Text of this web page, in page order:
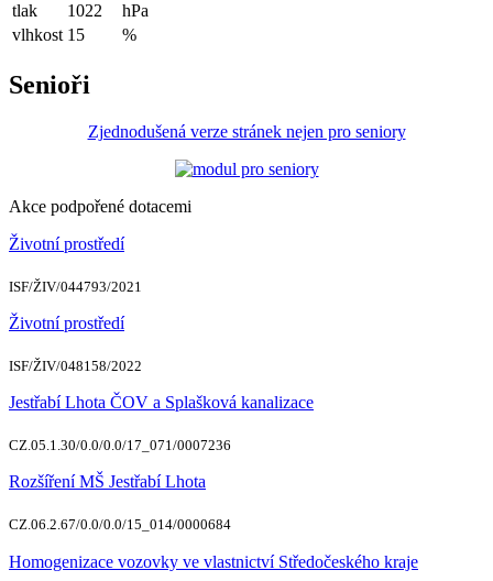
tlak
1022
hPa
vlhkost 15 %
Senioři
Zjednodušená verze stránek nejen pro seniory
Akce podpořené dotacemi
Životní prostředí
ISF/ŽIV/044793/2021
Životní prostředí
ISF/ŽIV/048158/2022
Jestřabí Lhota ČOV a Splašková kanalizace
CZ.05.1.30/0.0/0.0/17_071/0007236
Rozšíření MŠ Jestřabí Lhota
CZ.06.2.67/0.0/0.0/15_014/0000684
Homogenizace vozovky ve vlastnictví Středočeského kraje